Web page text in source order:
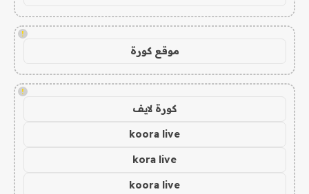
!
موقع كورة
!
كورة لايف
koora live
kora live
koora live